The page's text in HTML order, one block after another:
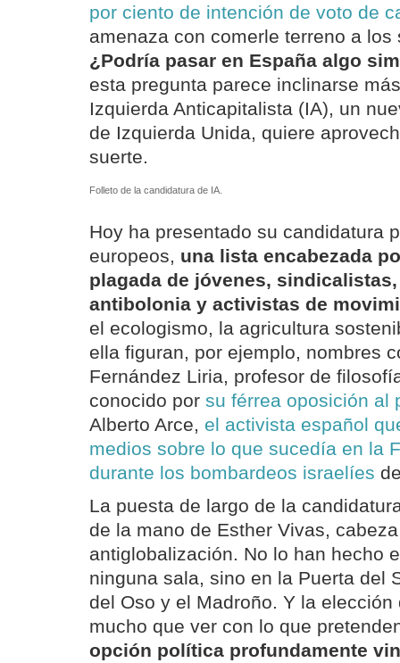
por ciento de intención de voto de
amenaza con comerle terreno a
¿Podría pasar en España algo
esta pregunta parece inclinarse
Izquierda Anticapitalista (IA), un
de Izquierda Unida, quiere
suerte.
Folleto de la candidatura de IA.
Hoy ha presentado su candidatura
europeos, una lista encabezada
plagada de jóvenes,
antibolonia y activistas de
el ecologismo, la agricultura
ella figuran, por ejemplo, nombres
Fernández Liria, profesor de
conocido por su férrea oposición al
Alberto Arce, el activista español
medios sobre lo que sucedía en la
durante los bombardeos israelíes
La puesta de largo de la
de la mano de Esther Vivas,
antiglobalización. No lo han hecho
ninguna sala, sino en la Puerta del
del Oso y el Madroño. Y la
mucho que ver con lo que
opción política profundamente